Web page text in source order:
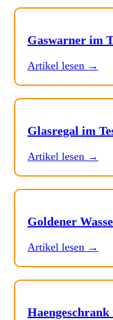
Gaswarner im
Artikel lesen →
Glasregal im
Artikel lesen →
Goldener
Artikel lesen →
Haengeschrank